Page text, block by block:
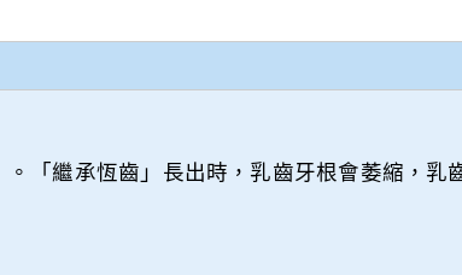
「繼承恆齒」長出時，乳齒牙根會萎縮，